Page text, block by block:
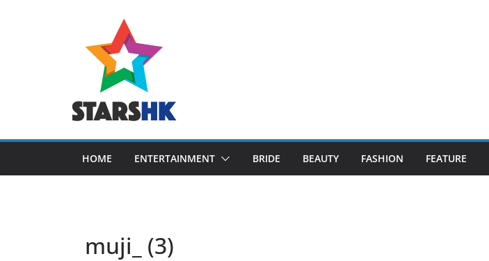
HOME ENTERTAINMENT BRIDE BEAUTY FASHION FEATURE
muji_ (3)